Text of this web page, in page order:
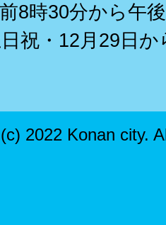
8時30分から午
日祝・12月29日
2022 Konan city.